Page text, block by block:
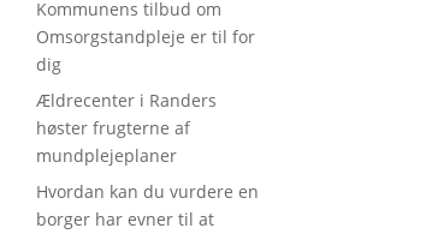
Kommunens tilbud om
Omsorgstandpleje er til for
dig
Ældrecenter i Randers
høster frugterne af
mundplejeplaner
Hvordan kan du vurdere en
borger har evner til at